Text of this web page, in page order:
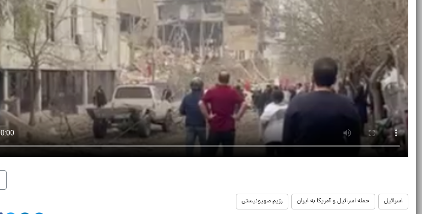
اسرائيل حمله اسرائیل و آمریکا به ایران رژیم صهیونیستی